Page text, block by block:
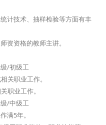
计技术、抽样检验等方面有丰
资资格的教师主讲。
/初级工
关职业工作。
职业工作。
/中级工
满5年。